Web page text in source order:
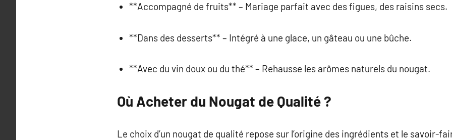
**Accompagné de fruits** – Mariage parfait avec des figues, des raisins secs.
**Dans des desserts** – Intégré à une glace, un gâteau ou une bûche.
**Avec du vin doux ou du thé** – Rehausse les arômes naturels du nougat.
Où Acheter du Nougat de Qualité ?
Le choix d’un nougat de qualité repose sur l’origine des ingrédients et le savoir-